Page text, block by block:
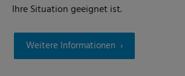
Ihre Situation geeignet ist.
Weitere Informationen